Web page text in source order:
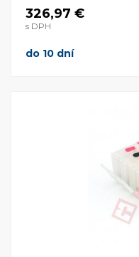
326,97 €
s DPH
do 10 dní